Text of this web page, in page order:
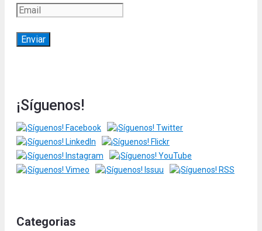
¡Síguenos!
Categorias